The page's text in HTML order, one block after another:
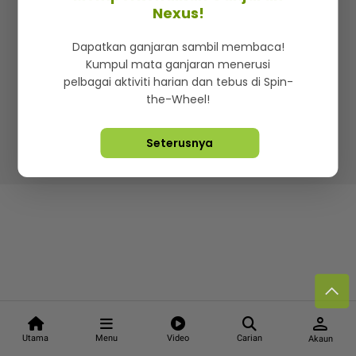
Utama Menu Video Carian
person
Akaun
Iklan di SMG360
Terma & Syarat Dasar Privasi
Lebih hot, viral dan sensasi
Hakcipta Terpelihara ©2026. Star Media Group Berhad
Nexus!
Dapatkan ganjaran sambil membaca!
Kumpul mata ganjaran menerusi
pelbagai aktiviti harian dan tebus di Spin-
the-Wheel!
Seterusnya